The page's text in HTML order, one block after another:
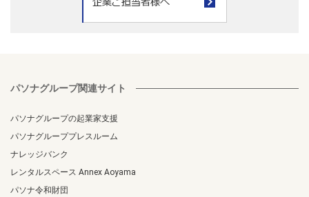
パソナグループ関連サイト
パソナグループの起業家支援
パソナグループプレスルーム
ナレッジバンク
レンタルスペース Annex Aoyama
パソナ令和財団